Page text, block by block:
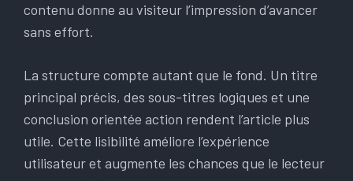
contenu donne au visiteur l’impression d’avancer
sans effort.
La structure compte autant que le fond. Un titre
principal précis, des sous-titres logiques et une
conclusion orientée action rendent l’article plus
utile. Cette lisibilité améliore l’expérience
utilisateur et augmente les chances que le lecteur